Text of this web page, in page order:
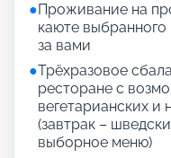
●Проживание на
каюте выбранного
за вами
●Трёхразовое
ресторане с
вегетарианских и
(завтрак –
выборное меню)